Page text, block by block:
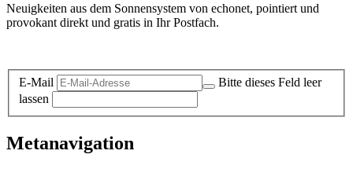
Neuigkeiten aus dem Sonnensystem von echonet, pointiert und
provokant direkt und gratis in Ihr Postfach.
E-Mail
Bitte dieses Feld leer
lassen
Metanavigation